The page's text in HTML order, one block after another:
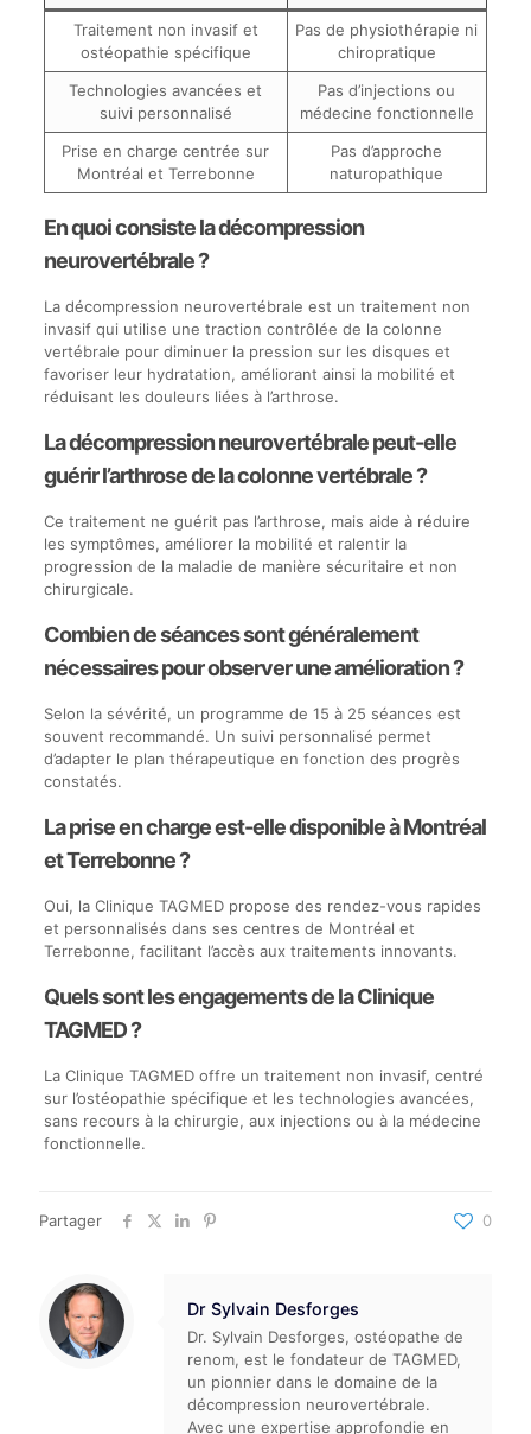
Traitement non invasif et
ostéopathie spécifique
Pas de physiothérapie ni
chiropratique
Technologies avancées et
suivi personnalisé
Pas d’injections ou
médecine fonctionnelle
Prise en charge centrée sur
Montréal et Terrebonne
Pas d’approche
naturopathique
En quoi consiste la décompression
neurovertébrale ?
La décompression neurovertébrale est un traitement non
invasif qui utilise une traction contrôlée de la colonne
vertébrale pour diminuer la pression sur les disques et
favoriser leur hydratation, améliorant ainsi la mobilité et
réduisant les douleurs liées à l’arthrose.
La décompression neurovertébrale peut-elle
guérir l’arthrose de la colonne vertébrale ?
Ce traitement ne guérit pas l’arthrose, mais aide à réduire
les symptômes, améliorer la mobilité et ralentir la
progression de la maladie de manière sécuritaire et non
chirurgicale.
Combien de séances sont généralement
nécessaires pour observer une amélioration ?
Selon la sévérité, un programme de 15 à 25 séances est
souvent recommandé. Un suivi personnalisé permet
d’adapter le plan thérapeutique en fonction des progrès
constatés.
La prise en charge est-elle disponible à Montréal
et Terrebonne ?
Oui, la Clinique TAGMED propose des rendez-vous rapides
et personnalisés dans ses centres de Montréal et
Terrebonne, facilitant l’accès aux traitements innovants.
Quels sont les engagements de la Clinique
TAGMED ?
La Clinique TAGMED offre un traitement non invasif, centré
sur l’ostéopathie spécifique et les technologies avancées,
sans recours à la chirurgie, aux injections ou à la médecine
fonctionnelle.
Partager 0
Dr Sylvain Desforges
Dr. Sylvain Desforges, ostéopathe de
renom, est le fondateur de TAGMED,
un pionnier dans le domaine de la
décompression neurovertébrale.
Avec une expertise approfondie en